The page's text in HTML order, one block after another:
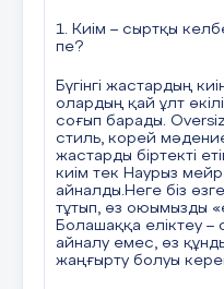
1. Киім – сыртқы
пе?
​Бүгінгі жастардың
олардың қай ұлт
соғып барады.
стиль, корей
жастарды біртекті
киім тек Наурыз
айналды.Неге біз
тұтып, өз оюымызды
Болашаққа еліктеу –
айналу емес, өз
жаңғырту болуы